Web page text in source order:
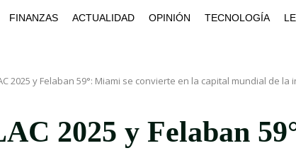
FINANZAS ACTUALIDAD OPINIÓN TECNOLOGÍA
2025 y Felaban 59°: Miami se convierte en la capital mundial de
2025 y Felaban